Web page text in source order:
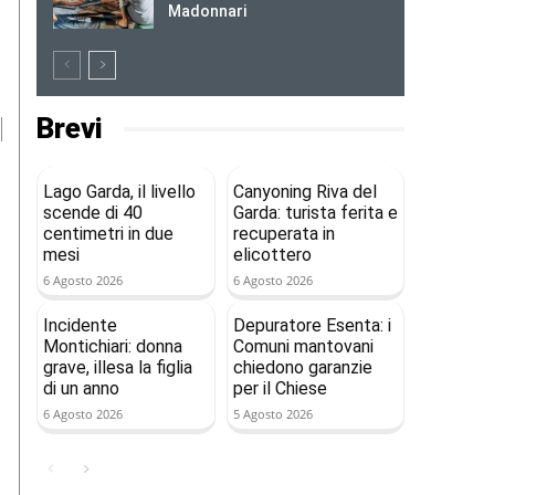
Madonnari
Brevi
Lago Garda, il livello
scende di 40
centimetri in due
mesi
6 Agosto 2026
Canyoning Riva del
Garda: turista ferita e
recuperata in
elicottero
6 Agosto 2026
Incidente
Montichiari: donna
grave, illesa la figlia
di un anno
6 Agosto 2026
Depuratore Esenta: i
Comuni mantovani
chiedono garanzie
per il Chiese
5 Agosto 2026